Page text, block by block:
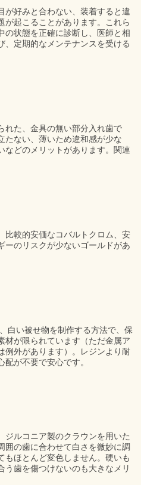
が好みと合わない、装着すると違
が起こることがあります。これら
の状態を正確に診断し、医師と相
、定期的なメンテナンスを受ける
れた、金具の無い部分入れ歯で
たない、薄いため違和感が少な
などのメリットがあります。関連
比較的安価なコバルトクロム、安
ーのリスクが少ないゴールドがあ
白い被せ物を制作する方法で、保
材が限られています（ただ金属ア
例外があります）。レジンより耐
が不要で安心です。
ジルコニア製のクラウンを用いた
囲の歯に合わせて白さを微妙に調
もほとんど変色しません。硬いも
う歯を傷つけないのも大きなメリ